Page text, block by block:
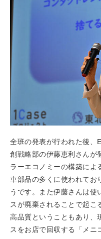
全班の発表が行われた後、
創戦略部の伊藤恵利さんが
ラーエコノミーの構築によ
車部品の多くに使われてお
うです。また伊藤さんは使
スが廃棄されることで起こ
高品質ということもあり、
スをお店で回収する「メニ